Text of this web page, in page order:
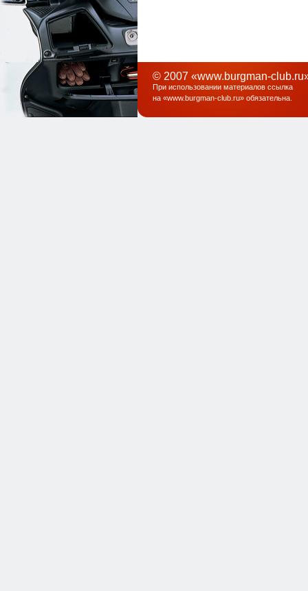
© 2007 «www.burgman-
При использовании материалов ссылка
на «www.burgman-club.ru» обязательна